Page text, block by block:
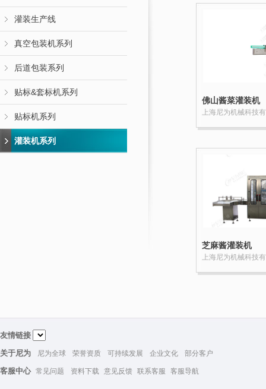
灌装生产线
真空包装机系列
后道包装系列
贴标&套标机系列
贴标机系列
灌装机系列
佛山酱菜灌装机
上海尼为机械科技
芝麻酱灌装机
上海尼为机械科技
友情链接
关于尼为
尼为全球 荣誉资质 可持续发展 企业文化 部分客户
客服中心 常见问题 资料下载 意见反馈 联系客服 客服导航